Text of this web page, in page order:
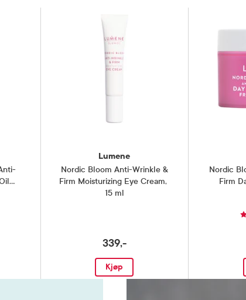
Lumene
Nordic Bloom Anti-Wrinkle &
Firm Moisturizing Eye Cream,
15 ml
339,-
Kjøp
Nordic
Firm